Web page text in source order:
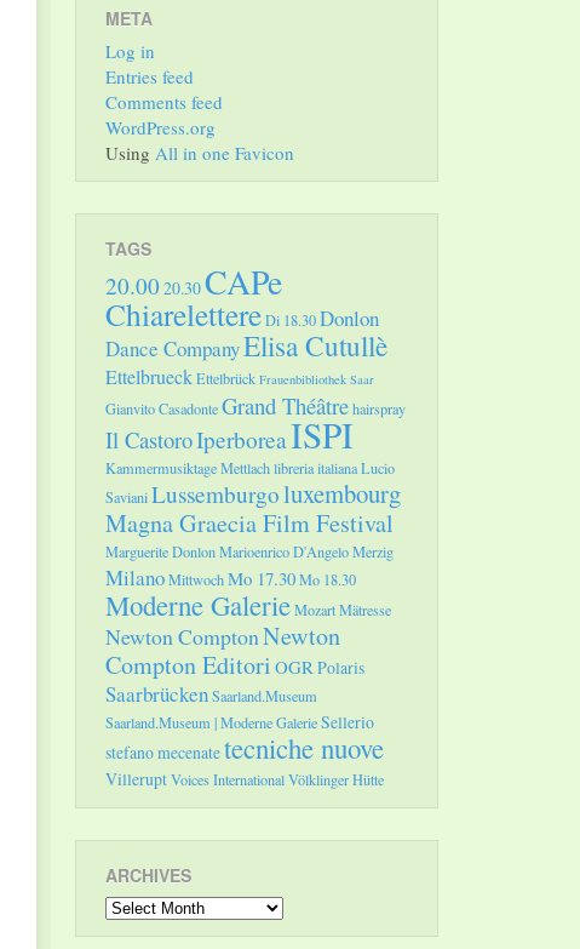
META
Log in
Entries feed
Comments feed
WordPress.org
Using All in one Favicon
TAGS
20.00 20.30CAPe
ChiarelettereDi 18.30Donlon
Dance CompanyElisa Cutullè
EttelbrueckEttelbrück Frauenbibliothek Saar
Gianvito CasadonteGrand Théâtrehairspray
Il CastoroIperboreaISPI
Kammermusiktage Mettlachlibreria italianaLucio
SavianiLussemburgoluxembourg
Magna Graecia Film Festival
Marguerite DonlonMarioenrico D'AngeloMerzig
MilanoMittwochMo 17.30Mo 18.30
Moderne GalerieMozartMätresse
Newton ComptonNewton
Compton Editori OGRPolaris
SaarbrückenSaarland.Museum
Saarland.Museum | Moderne GalerieSellerio
stefano mecenatetecniche nuove
VilleruptVoices InternationalVölklinger Hütte
ARCHIVES
Archives